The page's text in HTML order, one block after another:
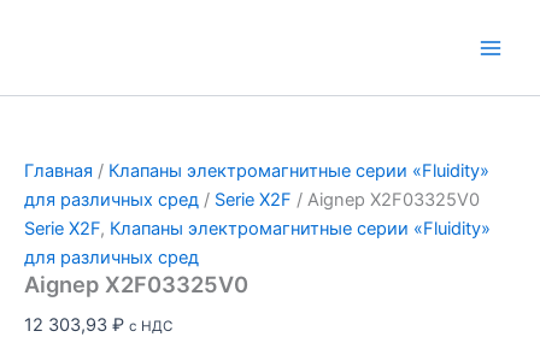
Главная / Клапаны электромагнитные серии «Fluidity»
для различных сред / Serie X2F / Aignep X2F03325V0
Serie X2F, Клапаны электромагнитные серии «Fluidity»
для различных сред
Aignep X2F03325V0
12 303,93 ₽ с НДС